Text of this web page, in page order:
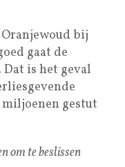
bij
gaat de
is het geval
gestut
om te beslissen